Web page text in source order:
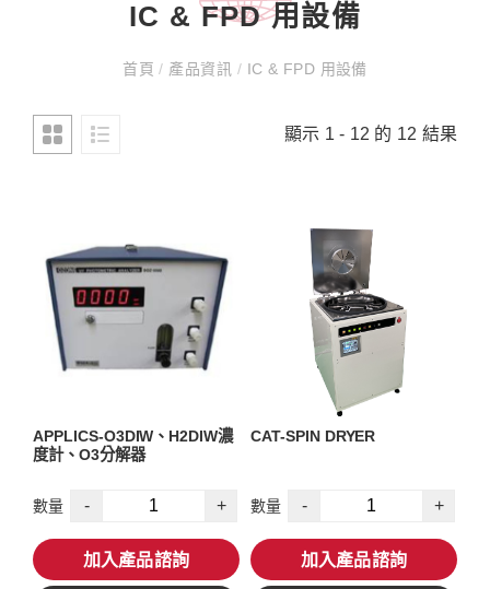
IC & FPD 用設備
首頁/ 產品資訊 / IC & FPD 用設備
顯示 1 - 12 的 12 結果
APPLICS-O3DIW、H2DIW濃
度計、O3分解器
數量 - +
加入產品諮詢
CAT-SPIN DRYER
數量 - +
加入產品諮詢